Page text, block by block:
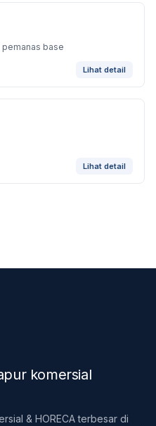
base
Lihat detail
Lihat detail
komersial
& HORECA terbesar di